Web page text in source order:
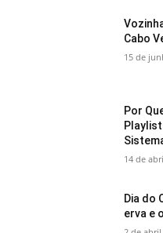
Cabo
15 de
Por
14 de
Dia do
erva e